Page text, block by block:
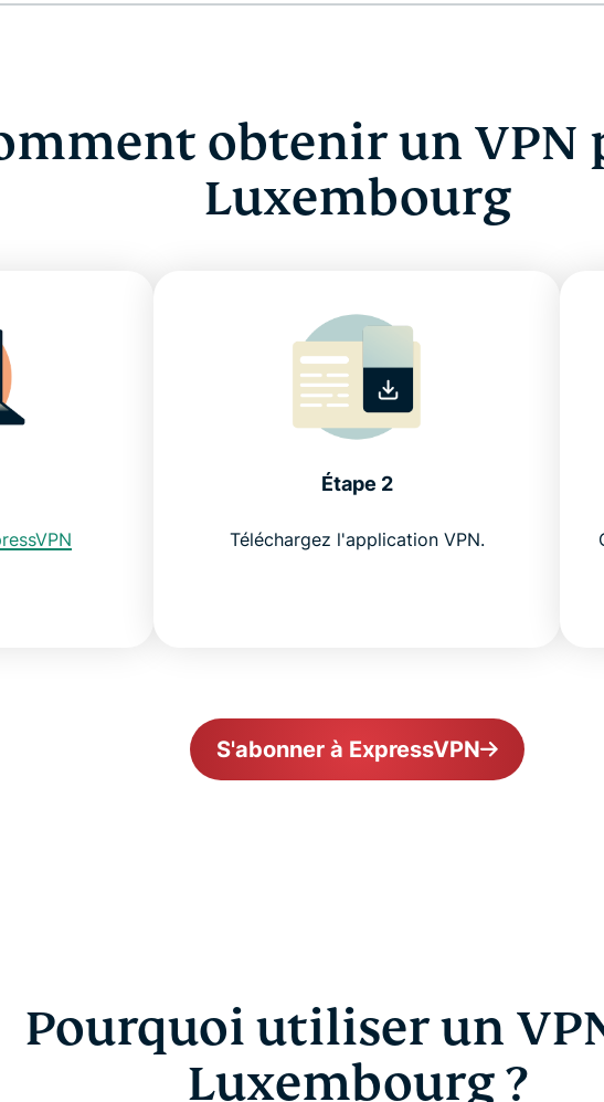
obtenir un VPN
Luxembourg
Étape 2
Téléchargez l'application VPN.
S'abonner à ExpressVPN
Pourquoi utiliser un
Luxembourg ?